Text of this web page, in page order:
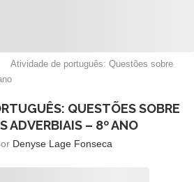
Atividade de português: Questões sobre
QUESTÕES SOBRE
ADVERBIAIS – 8º ANO
Denyse Lage Fonseca